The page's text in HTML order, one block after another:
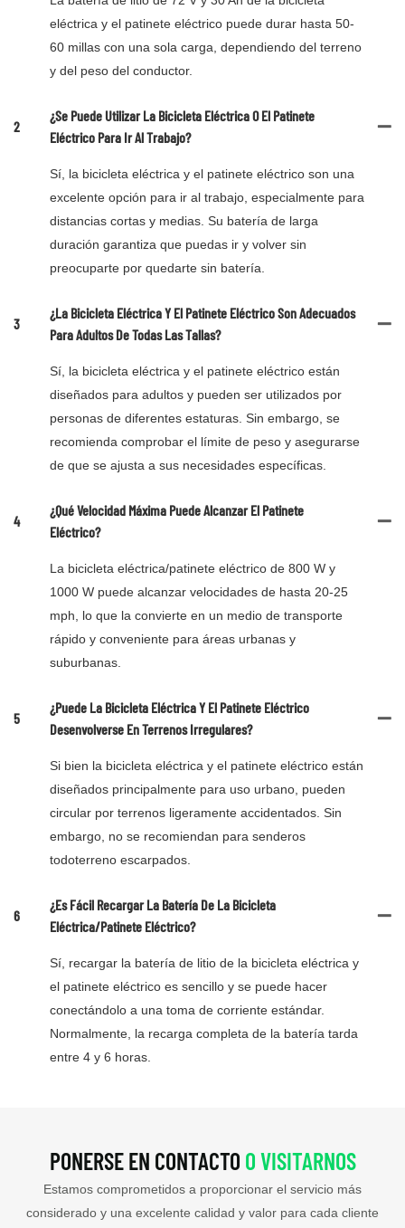
eléctrica y el patinete eléctrico puede durar hasta 50-
60 millas con una sola carga, dependiendo del terreno
y del peso del conductor.
2
¿Se Puede Utilizar La Bicicleta Eléctrica O El Patinete
Eléctrico Para Ir Al Trabajo?
Sí, la bicicleta eléctrica y el patinete eléctrico son una
excelente opción para ir al trabajo, especialmente para
distancias cortas y medias. Su batería de larga
duración garantiza que puedas ir y volver sin
preocuparte por quedarte sin batería.
3
¿La Bicicleta Eléctrica Y El Patinete Eléctrico Son Adecuados
Para Adultos De Todas Las Tallas?
Sí, la bicicleta eléctrica y el patinete eléctrico están
diseñados para adultos y pueden ser utilizados por
personas de diferentes estaturas. Sin embargo, se
recomienda comprobar el límite de peso y asegurarse
de que se ajusta a sus necesidades específicas.
4
¿Qué Velocidad Máxima Puede Alcanzar El Patinete
Eléctrico?
La bicicleta eléctrica/patinete eléctrico de 800 W y
1000 W puede alcanzar velocidades de hasta 20-25
mph, lo que la convierte en un medio de transporte
rápido y conveniente para áreas urbanas y
suburbanas.
5
¿Puede La Bicicleta Eléctrica Y El Patinete Eléctrico
Desenvolverse En Terrenos Irregulares?
Si bien la bicicleta eléctrica y el patinete eléctrico están
diseñados principalmente para uso urbano, pueden
circular por terrenos ligeramente accidentados. Sin
embargo, no se recomiendan para senderos
todoterreno escarpados.
6
¿Es Fácil Recargar La Batería De La Bicicleta
Eléctrica/patinete Eléctrico?
Sí, recargar la batería de litio de la bicicleta eléctrica y
el patinete eléctrico es sencillo y se puede hacer
conectándolo a una toma de corriente estándar.
Normalmente, la recarga completa de la batería tarda
entre 4 y 6 horas.
PONERSE EN CONTACTO O VISITARNOS
Estamos comprometidos a proporcionar el servicio más
considerado y una excelente calidad y valor para cada cliente